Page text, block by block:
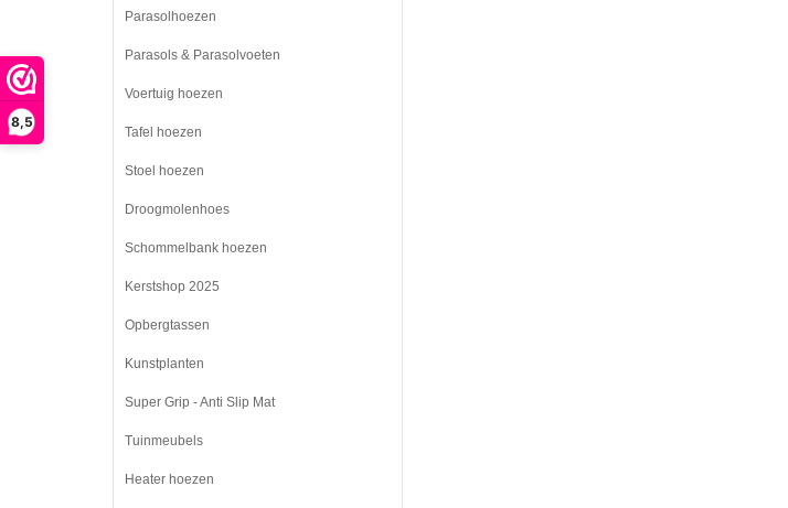
8,5
Parasolhoezen
Parasols & Parasolvoeten
Voertuig hoezen
Tafel hoezen
Stoel hoezen
Droogmolenhoes
Schommelbank hoezen
Kerstshop 2025
Opbergtassen
Kunstplanten
Super Grip - Anti Slip Mat
Tuinmeubels
Heater hoezen